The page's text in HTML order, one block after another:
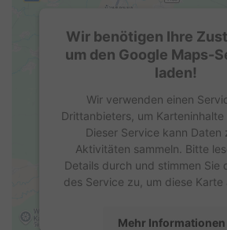
Wir benötigen Ihre
um den Google Maps-
laden!
Wir verwenden einen
Drittanbieters, um Karteninhalte
Dieser Service kann Daten
Aktivitäten sammeln. Bitte
Details durch und stimmen Sie
des Service zu, um diese Karte
Mehr Informationen